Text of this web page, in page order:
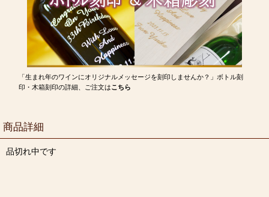
「生まれ年のワインにオリジナルメッセージを刻印しませんか？」ボトル刻
印・木箱刻印の詳細、ご注文はこちら
商品詳細
品切れ中です